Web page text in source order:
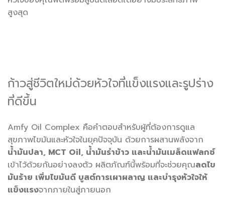
สูงสุด
ก้าวสู่ชีวิตใหม่ด้วยหัวใจที่แข็งแรงและรูปร่าง
ที่ดีขึ้น
Amfy Oil Complex คือคำตอบสำหรับผู้ที่ต้องการดูแล
สุขภาพไขมันและหัวใจในยุคปัจจุบัน ด้วยการผสานพลังจาก
น้ำมันปลา, MCT Oil, น้ำมันรำข้าว และน้ำมันเมล็ดแฟลกซ์
เข้าไว้ด้วยกันอย่างลงตัว ผลิตภัณฑ์นี้พร้อมที่จะช่วยคุณลดไข
มันร้าย เพิ่มไขมันดี บูสต์การเผาผลาญ และบำรุงหัวใจให้
แข็งแรงจากภายในสู่ภายนอก